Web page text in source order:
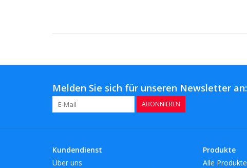
Melden Sie sich für unseren Newsletter an:
ABONNIEREN
Kundendienst
Über uns
Produkte
Alle Produkte